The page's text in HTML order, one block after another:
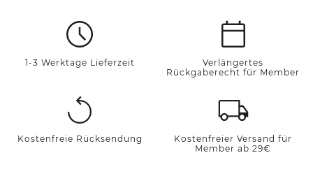
1-3 Werktage Lieferzeit
Verlängertes
Rückgaberecht für Member
Kostenfreie Rücksendung
Kostenfreier Versand für
Member ab 29€